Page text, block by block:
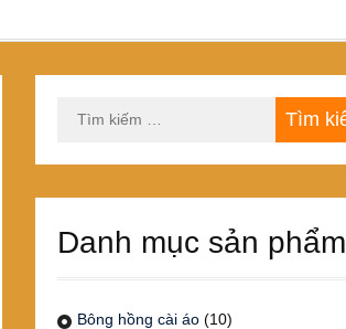
kiếm
Danh mục sản phẩm
Bông hồng cài áo (10)